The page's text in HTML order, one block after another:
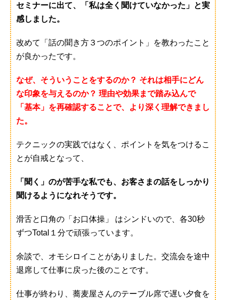
セミナーに出て、「私は全く聞けていなかった」と実
感しました。
改めて「話の聞き方３つのポイント」を教わったこと
が良かったです。
なぜ、そういうことをするのか？ それは相手にどん
な印象を与えるのか？ 理由や効果まで踏み込んで
「基本」を再確認することで、より深く理解できまし
た。
テクニックの実践ではなく、ポイントを気をつけるこ
とが自戒となって、
「聞く」のが苦手な私でも、お客さまの話をしっかり
聞けるようになれそうです。
滑舌と口角の「お口体操」 はシンドいので、各30秒
ずつTotal１分で頑張っています。
余談で、オモシロイことがありました。交流会を途中
退席して仕事に戻った後のことです。
仕事が終わり、蕎麦屋さんのテーブル席で遅い夕食を